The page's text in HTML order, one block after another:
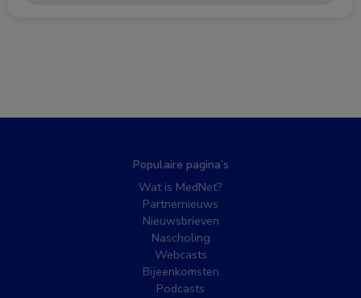
Populaire pagina’s
Wat is MedNet?
Partnernieuws
Nieuwsbrieven
Nascholing
Webcasts
Bijeenkomsten
Podcasts